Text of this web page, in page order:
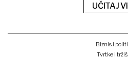
UČITAJ
Biznis i
Tvrtke i